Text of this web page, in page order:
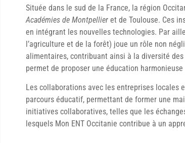
Située dans le sud de la France, la région
Académies de Montpellier et de Toulouse. Ces
en intégrant les nouvelles technologies. Par
l’agriculture et de la forêt) joue un rôle non
alimentaires, contribuant ainsi à la diversité
permet de proposer une éducation
Les collaborations avec les entreprises
parcours éducatif, permettant de former une
initiatives collaboratives, telles que les
lesquels Mon ENT Occitanie contribue à un